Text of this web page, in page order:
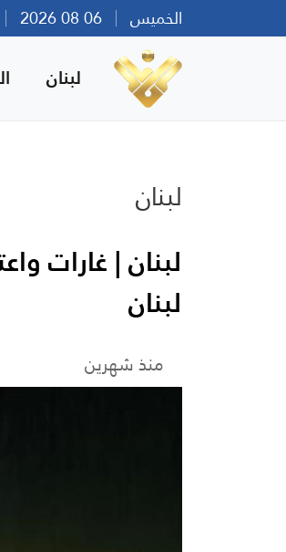
الخميس
لبنان
لبنان
لبنان | غارات
لبنان
منذ شهرين